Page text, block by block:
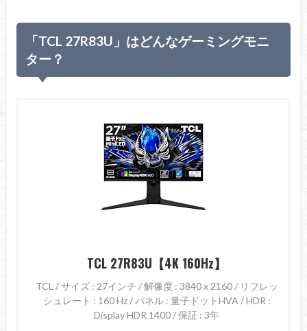
「TCL 27R83U」はどんなゲーミングモニ
ター？
TCL 27R83U【4K 160Hz】
TCL / サイズ : 27インチ / 解像度 : 3840 x 2160 / リフレッ
シュレート : 160 Hz / パネル : 量子ドットHVA / HDR :
Display HDR 1400 / 保証 : 3年